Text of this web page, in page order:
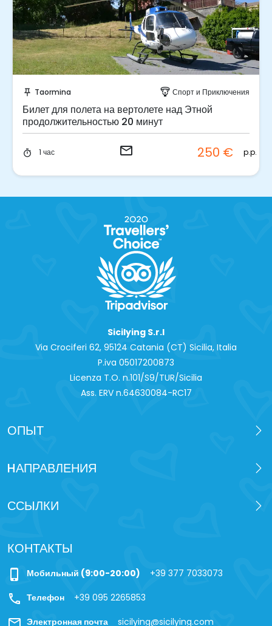
push_pin Taormina paragliding Спорт и Приключения
Билет для полета на вертолете над Этной
продолжительностью 20 минут
timer 1 час email 250 € p.p.
Sicilying S.r.l
Via Crociferi 62, 95124 Catania (CT) Sicilia, Italia
P.iva 0‍5017200873
Licenza T.O. n.101/S9/TUR/Sicilia
Ass. ERV n.64630084-RC17
ОПЫТ
HАПРАВЛЕНИЯ
ССЫЛКИ
КОНТАКТЫ
phone_iphone Мобильный (9:00-20:00) +39 377 7033073
call Телефон +39 095 2265853
mail Электронная почта sicilying@sicilying.com